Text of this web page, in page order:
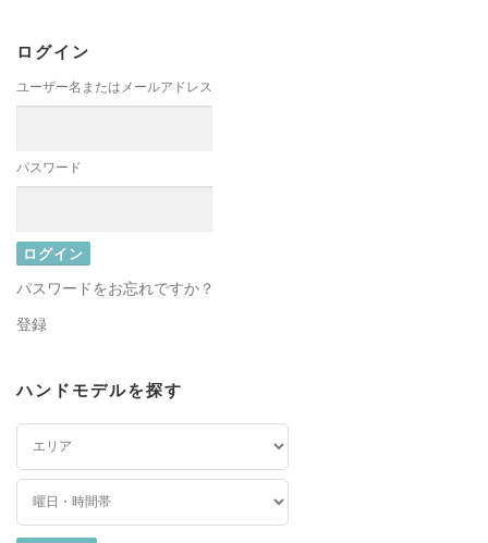
ログイン
ユーザー名またはメールアドレス
パスワード
パスワードをお忘れですか？
登録
ハンドモデルを探す